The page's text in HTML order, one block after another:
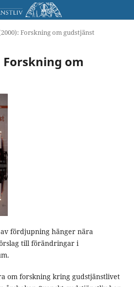
Forskning om gudstjänst
Forskning om
fördjupning hänger nära
till förändringar i
om forskning kring gudstjänstlivet